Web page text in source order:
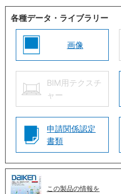
各種データ・ライブラリー
画像
BIM用テクスチ
ャー
申請関係認定
書類
この製品の情報を